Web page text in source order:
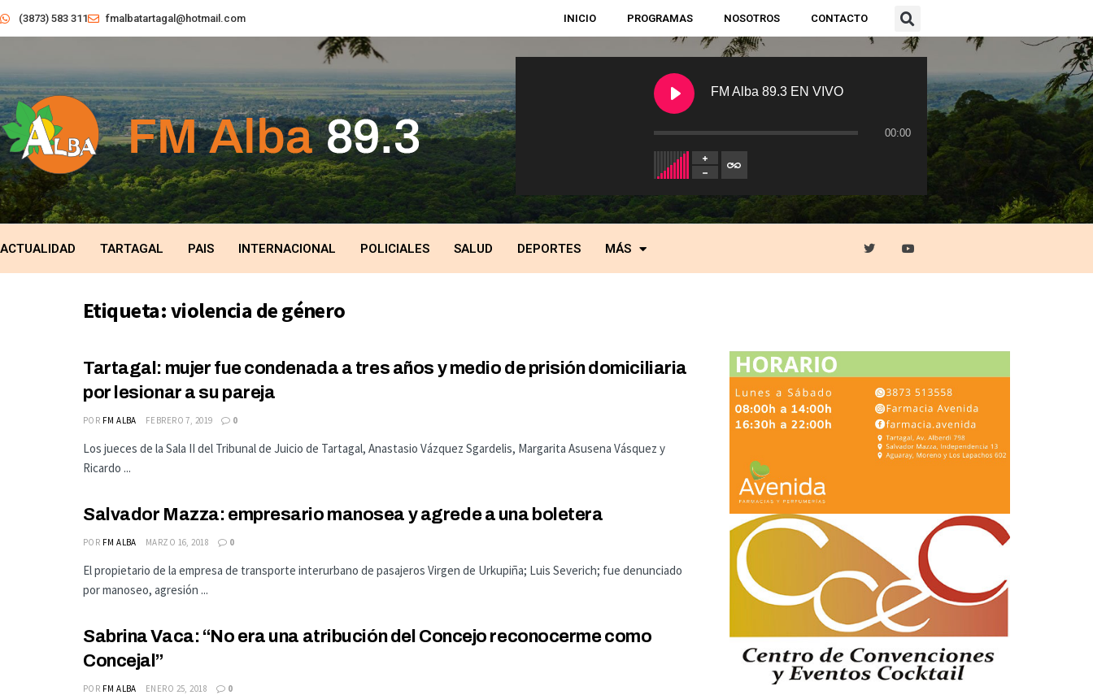
(3873) 583 311 fmalbatartagal@hotmail.com INICIO PROGRAMAS NOSOTROS CONTACTO
FM Alba 89.3 EN VIVO
00:00
ACTUALIDAD TARTAGAL PAIS INTERNACIONAL POLICIALES SALUD DEPORTES MÁS
Etiqueta:violencia de género
Tartagal: mujer fue condenada a tres años y medio de prisión domiciliaria
por lesionar a su pareja
POR FM ALBA FEBRERO 7, 2019 0
Los jueces de la Sala II del Tribunal de Juicio de Tartagal, Anastasio Vázquez Sgardelis, Margarita Asusena Vásquez y
Ricardo ...
Salvador Mazza: empresario manosea y agrede a una boletera
POR FM ALBA MARZO 16, 2018 0
El propietario de la empresa de transporte interurbano de pasajeros Virgen de Urkupiña; Luis Severich; fue denunciado
por manoseo, agresión ...
Sabrina Vaca: “No era una atribución del Concejo reconocerme como
Concejal”
POR FM ALBA ENERO 25, 2018 0